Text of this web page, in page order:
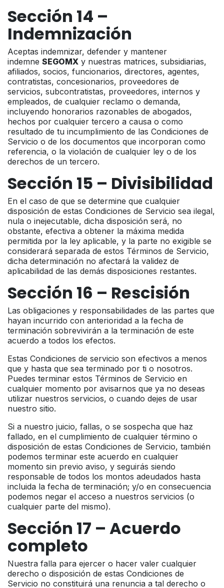
Sección 14 –
Indemnización
Aceptas indemnizar, defender y mantener
indemne SEGOMX y nuestras matrices, subsidiarias,
afiliados, socios, funcionarios, directores, agentes,
contratistas, concesionarios, proveedores de
servicios, subcontratistas, proveedores, internos y
empleados, de cualquier reclamo o demanda,
incluyendo honorarios razonables de abogados,
hechos por cualquier tercero a causa o como
resultado de tu incumplimiento de las Condiciones de
Servicio o de los documentos que incorporan como
referencia, o la violación de cualquier ley o de los
derechos de un tercero.
Sección 15 – Divisibilidad
En el caso de que se determine que cualquier
disposición de estas Condiciones de Servicio sea ilegal,
nula o inejecutable, dicha disposición será, no
obstante, efectiva a obtener la máxima medida
permitida por la ley aplicable, y la parte no exigible se
considerará separada de estos Términos de Servicio,
dicha determinación no afectará la validez de
aplicabilidad de las demás disposiciones restantes.
Sección 16 – Rescisión
Las obligaciones y responsabilidades de las partes que
hayan incurrido con anterioridad a la fecha de
terminación sobrevivirán a la terminación de este
acuerdo a todos los efectos.
Estas Condiciones de servicio son efectivos a menos
que y hasta que sea terminado por ti o nosotros.
Puedes terminar estos Términos de Servicio en
cualquier momento por avisarnos que ya no deseas
utilizar nuestros servicios, o cuando dejes de usar
nuestro sitio.
Si a nuestro juicio, fallas, o se sospecha que haz
fallado, en el cumplimiento de cualquier término o
disposición de estas Condiciones de Servicio, también
podemos terminar este acuerdo en cualquier
momento sin previo aviso, y seguirás siendo
responsable de todos los montos adeudados hasta
incluida la fecha de terminación; y/o en consecuencia
podemos negar el acceso a nuestros servicios (o
cualquier parte del mismo).
Sección 17 – Acuerdo
completo
Nuestra falla para ejercer o hacer valer cualquier
derecho o disposición de estas Condiciones de
Servicio no constituirá una renuncia a tal derecho o